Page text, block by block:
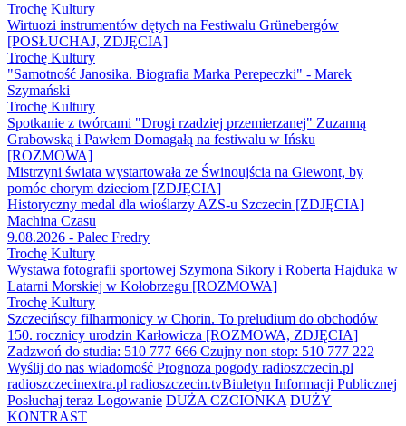
Trochę Kultury
Wirtuozi instrumentów dętych na Festiwalu Grünebergów
[POSŁUCHAJ, ZDJĘCIA]
Trochę Kultury
"Samotność Janosika. Biografia Marka Perepeczki" - Marek
Szymański
Trochę Kultury
Spotkanie z twórcami "Drogi rzadziej przemierzanej" Zuzanną
Grabowską i Pawłem Domagałą na festiwalu w Ińsku
[ROZMOWA]
Mistrzyni świata wystartowała ze Świnoujścia na Giewont, by
pomóc chorym dzieciom [ZDJĘCIA]
Historyczny medal dla wioślarzy AZS-u Szczecin [ZDJĘCIA]
Machina Czasu
9.08.2026 - Palec Fredry
Trochę Kultury
Wystawa fotografii sportowej Szymona Sikory i Roberta Hajduka w
Latarni Morskiej w Kołobrzegu [ROZMOWA]
Trochę Kultury
Szczecińscy filharmonicy w Chorin. To preludium do obchodów
150. rocznicy urodzin Karłowicza [ROZMOWA, ZDJĘCIA]
Zadzwoń do studia: 510 777 666 Czujny non stop: 510 777 222
Wyślij do nas wiadomość Prognoza pogody radioszczecin.pl
radioszczecinextra.pl radioszczecin.tvBiuletyn Informacji Publicznej
Posłuchaj teraz Logowanie DUŻA CZCIONKA DUŻY
KONTRAST